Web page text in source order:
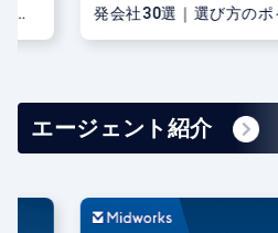
に
発会社30選｜選び方のポ
ついてもご紹介
エージェント紹介